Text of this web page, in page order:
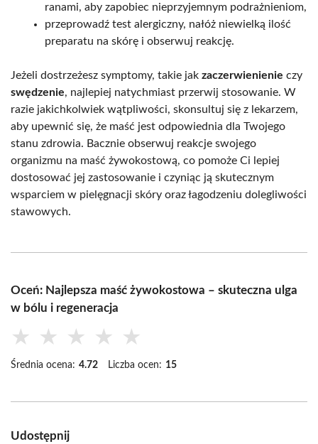
ranami, aby zapobiec nieprzyjemnym podrażnieniom,
przeprowadź test alergiczny, nałóż niewielką ilość
preparatu na skórę i obserwuj reakcję.
Jeżeli dostrzeżesz symptomy, takie jak zaczerwienienie czy
swędzenie, najlepiej natychmiast przerwij stosowanie. W
razie jakichkolwiek wątpliwości, skonsultuj się z lekarzem,
aby upewnić się, że maść jest odpowiednia dla Twojego
stanu zdrowia. Bacznie obserwuj reakcje swojego
organizmu na maść żywokostową, co pomoże Ci lepiej
dostosować jej zastosowanie i czyniąc ją skutecznym
wsparciem w pielęgnacji skóry oraz łagodzeniu dolegliwości
stawowych.
Oceń: Najlepsza maść żywokostowa – skuteczna ulga
w bólu i regeneracja
★ ★ ★ ★ ★
Średnia ocena: 4.72 Liczba ocen: 15
Udostępnij